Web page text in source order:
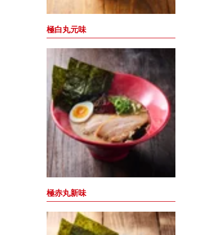
極白丸元味
極赤丸新味